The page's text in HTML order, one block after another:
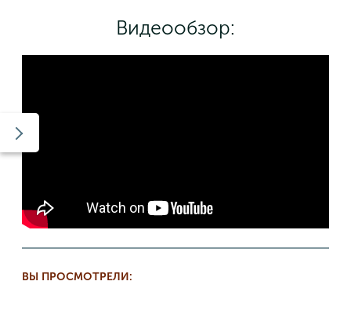
Видеообзор:
ВЫ ПРОСМОТРЕЛИ: